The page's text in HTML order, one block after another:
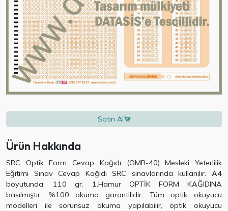
Satın Al
Ürün Hakkında
SRC Optik Form Cevap Kağıdı (OMR-40) Mesleki Yeterlilik
Eğitimi Sınav Cevap Kağıdı SRC sınavlarında kullanılır. A4
boyutunda, 110 gr. 1.Hamur OPTİK FORM KAĞIDINA
basılmıştır. %100 okuma garantilidir. Tüm optik okuyucu
modelleri ile sorunsuz okuma yapılabilir, optik okuyucu